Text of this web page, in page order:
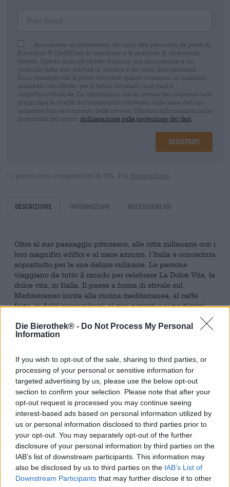
Die Bierothek® - Do Not Process My Personal
Information
If you wish to opt-out of the sale, sharing to third parties, or
processing of your personal or sensitive information for
targeted advertising by us, please use the below opt-out
section to confirm your selection. Please note that after your
opt-out request is processed you may continue seeing
interest-based ads based on personal information utilized by
us or personal information disclosed to third parties prior to
your opt-out. You may separately opt-out of the further
disclosure of your personal information by third parties on the
IAB’s list of downstream participants. This information may
also be disclosed by us to third parties on the IAB’s List of
Downstream Participants that may further disclose it to other
Acconsento al trattamento dei miei dati personali da parte di
Bierothek ® GmbH per la creazione e la gestione di un account
cliente. Questo account cliente fornisce una panoramica e un
controllo delle mie attività di vendita e dei miei dati personali.
Sono consapevole di poter revocare questo consenso in qualsiasi
momento con effetto per il futuro inviando un'e-mail a
shop@bierothek.de. La informiamo che la revoca del consenso non
pregiudica la liceità del trattamento effettuato sulla base del suo
consenso fino al momento della revoca. Ulteriori informazioni sono
disponibili nel nostro dichiarazione sulla protezione dei dati
Registrati
* I prezzi sono comprensivi di IVA. Più Navigazione
Descrizione Informazioni Recensioni (0)
Oltre al suo paesaggio pittoresco, alle città millenarie con i
loro magnifici edifici e al mare azzurro, l’Italia è conosciuta
soprattutto per le sue delizie culinarie. Le persone
viaggiano da tutto il mondo per celebrare La Dolce Vita, la
dolce vita, in Italia. Il paese a forma di stivale sul
Mediterraneo invita alla cucina mediterranea, al caffè
forte, ai dolci peccaminosi, ai vini potenti e ai pasticcini
semplice, gli abbinamenti di aromi mirati e gli ingredienti
onesti, spesso regionali.
Per completare le nostre meravigliose birre, abbiamo
aggiunto alla nostra gamma una specialità pugliese. Il
panificio Lecci della Torre produce dolci provenienti da
diverse regioni d’Italia e offre autentiche prelibatezze che
si sposano meravigliosamente con una birra fresca. I
nostri preferiti sono i taralli pugliesi: i biscotti a forma di
anello sono tradizionalmente cotti con farina, olio d’oliva,
sale e vino bianco e deliziano con la loro croccantezza. La
consistenza soda e croccante si sposa bene con un sorso
di birra.
L’aperitivo fa parte della cultura italiana del divertimento
e segna la fine della giornata in grande stile. Se vi sedete